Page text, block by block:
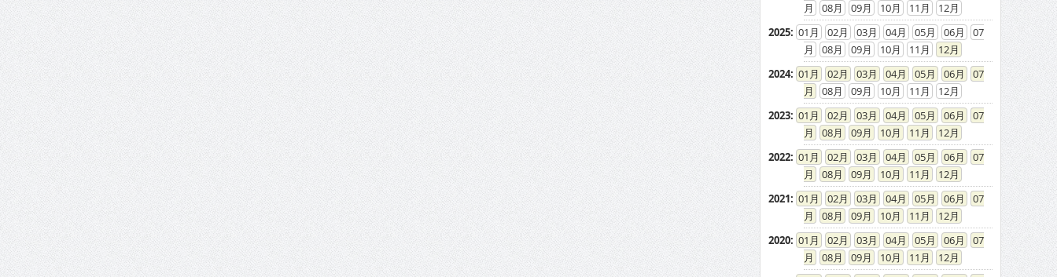
08
09 10 11
12
2025: 01 02 03 04 05 06
07
08
09 10 11
12
2024: 01 02 03 04 05 06
07
08
09 10 11
12
2023: 01 02 03 04 05 06
07
08
09 10 11
12
2022: 01 02 03 04 05 06
07
08
09 10 11
12
2021: 01 02 03 04 05 06
07
08
09 10 11
12
2020: 01 02 03 04 05 06
07
08
09 10 11
12